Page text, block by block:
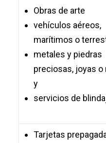
Obras de arte
vehículos aéreos,
marítimos o
metales y piedras
preciosas, joyas o
y
servicios de
Tarjetas